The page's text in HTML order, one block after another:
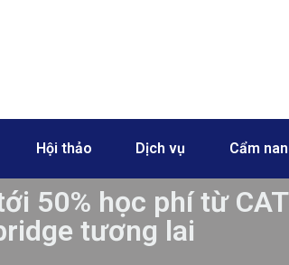
Hội thảo Dịch vụ Cẩm
50% học phí từ
tương lai